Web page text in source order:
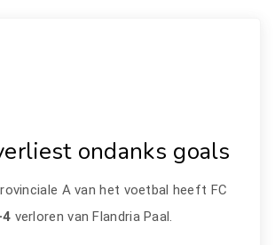
ondanks goals
A van het voetbal heeft FC
verloren van Flandria Paal.